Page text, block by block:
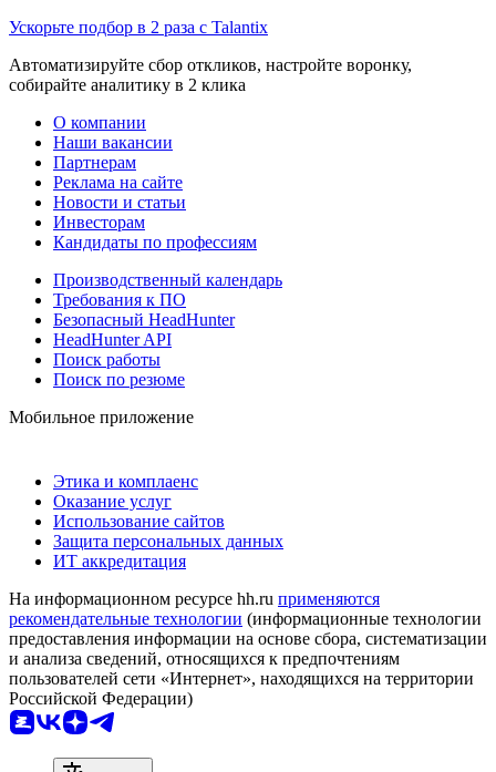
Ускорьте подбор в 2 раза с Talantix
Автоматизируйте сбор откликов, настройте воронку,
собирайте аналитику в 2 клика
О компании
Наши вакансии
Партнерам
Реклама на сайте
Новости и статьи
Инвесторам
Кандидаты по профессиям
Производственный календарь
Требования к ПО
Безопасный HeadHunter
HeadHunter API
Поиск работы
Поиск по резюме
Мобильное приложение
Этика и комплаенс
Оказание услуг
Использование сайтов
Защита персональных данных
ИТ аккредитация
На информационном ресурсе hh.ru применяются
рекомендательные технологии (информационные технологии
предоставления информации на основе сбора, систематизации
и анализа сведений, относящихся к предпочтениям
пользователей сети «Интернет», находящихся на территории
Российской Федерации)